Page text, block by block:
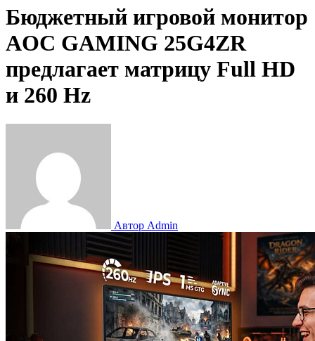
Бюджетный игровой монитор
AOC GAMING 25G4ZR
предлагает матрицу Full HD
и 260 Hz
Автор Admin